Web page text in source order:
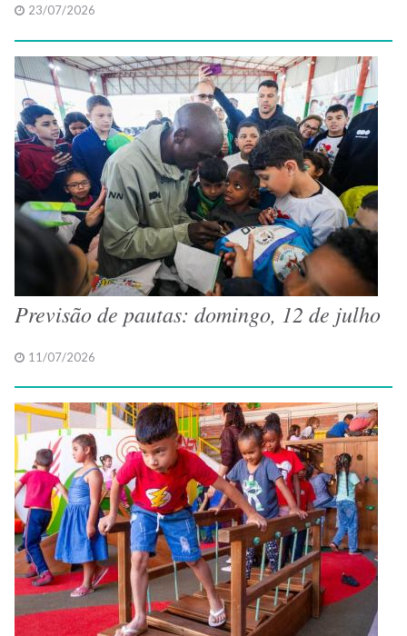
23/07/2026
Previsão de pautas: domingo, 12 de julho
11/07/2026